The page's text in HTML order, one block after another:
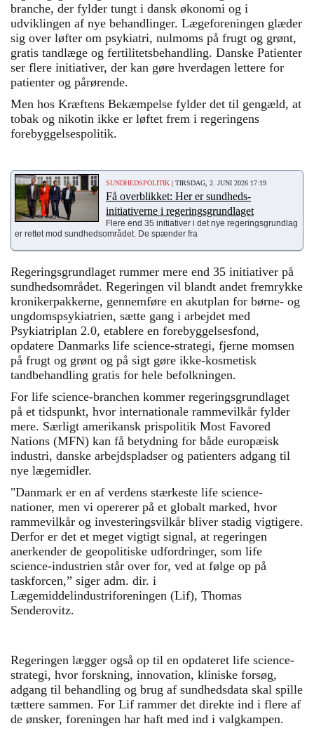
branche, der fylder tungt i dansk økonomi og i
udviklingen af nye behandlinger. Lægeforeningen glæder
sig over løfter om psykiatri, nulmoms på frugt og grønt,
gratis tandlæge og fertilitetsbehandling. Danske Patienter
ser flere initiativer, der kan gøre hverdagen lettere for
patienter og pårørende.
Men hos Kræftens Bekæmpelse fylder det til gengæld, at
tobak og nikotin ikke er løftet frem i regeringens
forebyggelsespolitik.
SUNDHEDSPOLITIK | TIRSDAG, 2. JUNI 2026 17:19
Få overblikket: Her er sundheds-
initiativerne i regeringsgrundlaget
Flere end 35 initiativer i det nye regeringsgrundlag
er rettet mod sundhedsområdet. De spænder fra
Regeringsgrundlaget rummer mere end 35 initiativer på
sundhedsområdet. Regeringen vil blandt andet fremrykke
kronikerpakkerne, gennemføre en akutplan for børne- og
ungdomspsykiatrien, sætte gang i arbejdet med
Psykiatriplan 2.0, etablere en forebyggelsesfond,
opdatere Danmarks life science-strategi, fjerne momsen
på frugt og grønt og på sigt gøre ikke-kosmetisk
tandbehandling gratis for hele befolkningen.
For life science-branchen kommer regeringsgrundlaget
på et tidspunkt, hvor internationale rammevilkår fylder
mere. Særligt amerikansk prispolitik Most Favored
Nations (MFN) kan få betydning for både europæisk
industri, danske arbejdspladser og patienters adgang til
nye lægemidler.
"Danmark er en af verdens stærkeste life science-
nationer, men vi opererer på et globalt marked, hvor
rammevilkår og investeringsvilkår bliver stadig vigtigere.
Derfor er det et meget vigtigt signal, at regeringen
anerkender de geopolitiske udfordringer, som life
science-industrien står over for, ved at følge op på
taskforcen,” siger adm. dir. i
Lægemiddelindustriforeningen (Lif), Thomas
Senderovitz.
Regeringen lægger også op til en opdateret life science-
strategi, hvor forskning, innovation, kliniske forsøg,
adgang til behandling og brug af sundhedsdata skal spille
tættere sammen. For Lif rammer det direkte ind i flere af
de ønsker, foreningen har haft med ind i valgkampen.